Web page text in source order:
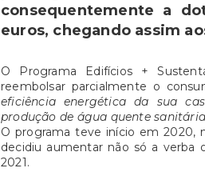
consequentemente a
euros, chegando assim
O Programa Edifícios +
reembolsar parcialmente o
eficiência energética da sua
produção de água quente
O programa teve início em 2020,
decidiu aumentar não só a verba
2021.